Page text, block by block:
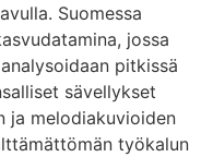
Suomessa
jossa
pitkissä
sävellykset
ja melodiakuvioiden
työkalun